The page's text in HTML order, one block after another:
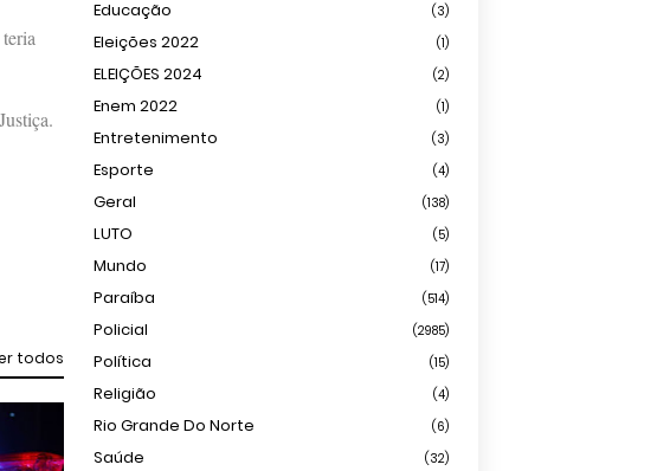
todos
Educação (3)
Eleições 2022 (1)
ELEIÇÕES 2024 (2)
Enem 2022 (1)
Entretenimento (3)
Esporte (4)
Geral (138)
LUTO (5)
Mundo (17)
Paraíba (514)
Policial (2985)
Política (15)
Religião (4)
Rio Grande Do Norte (6)
Saúde (32)